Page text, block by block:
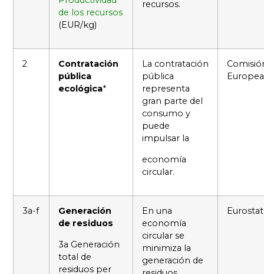
de los recursos
(EUR/kg)
recursos.
2
Contratación
pública
ecológica*
La contratación
pública
representa
gran parte del
consumo y
puede
impulsar la
economía
circular.
Europea
3a-f
Generación
de residuos
3a Generación
total de
residuos per
En una
economía
circular se
minimiza la
generación de
Eurostat